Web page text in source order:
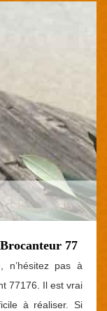
77
n’hésitez pas à
77176. Il est vrai
à réaliser. Si